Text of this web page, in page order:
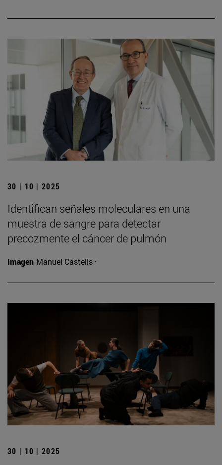
30 | 10 | 2025
Identifican señales moleculares en una
muestra de sangre para detectar
precozmente el cáncer de pulmón
Imagen Manuel Castells ·
30 | 10 | 2025